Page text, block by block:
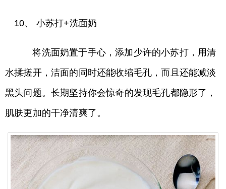
10、 小苏打+洗面奶
将洗面奶置于手心，添加少许的小苏打，用清
水揉搓开，洁面的同时还能收缩毛孔，而且还能减淡
黑头问题。长期坚持你会惊奇的发现毛孔都隐形了，
肌肤更加的干净清爽了。